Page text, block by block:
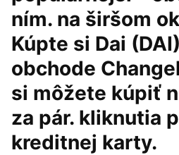
ním. na širšom
Kúpte si Dai
obchode
si môžete kúpiť
za pár. kliknutia
kreditnej karty.